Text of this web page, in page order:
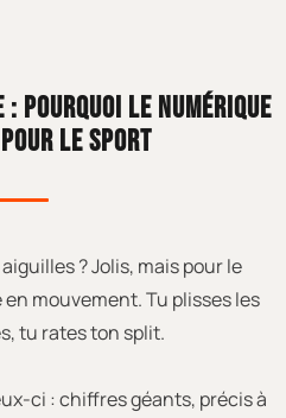
POURQUOI LE NUMÉRIQUE
LE SPORT
? Jolis, mais pour le
mouvement. Tu plisses les
tu rates ton split.
ci : chiffres géants, précis à